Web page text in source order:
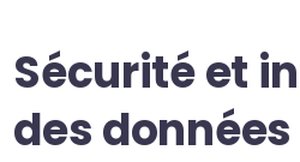
Sécurité et
des données